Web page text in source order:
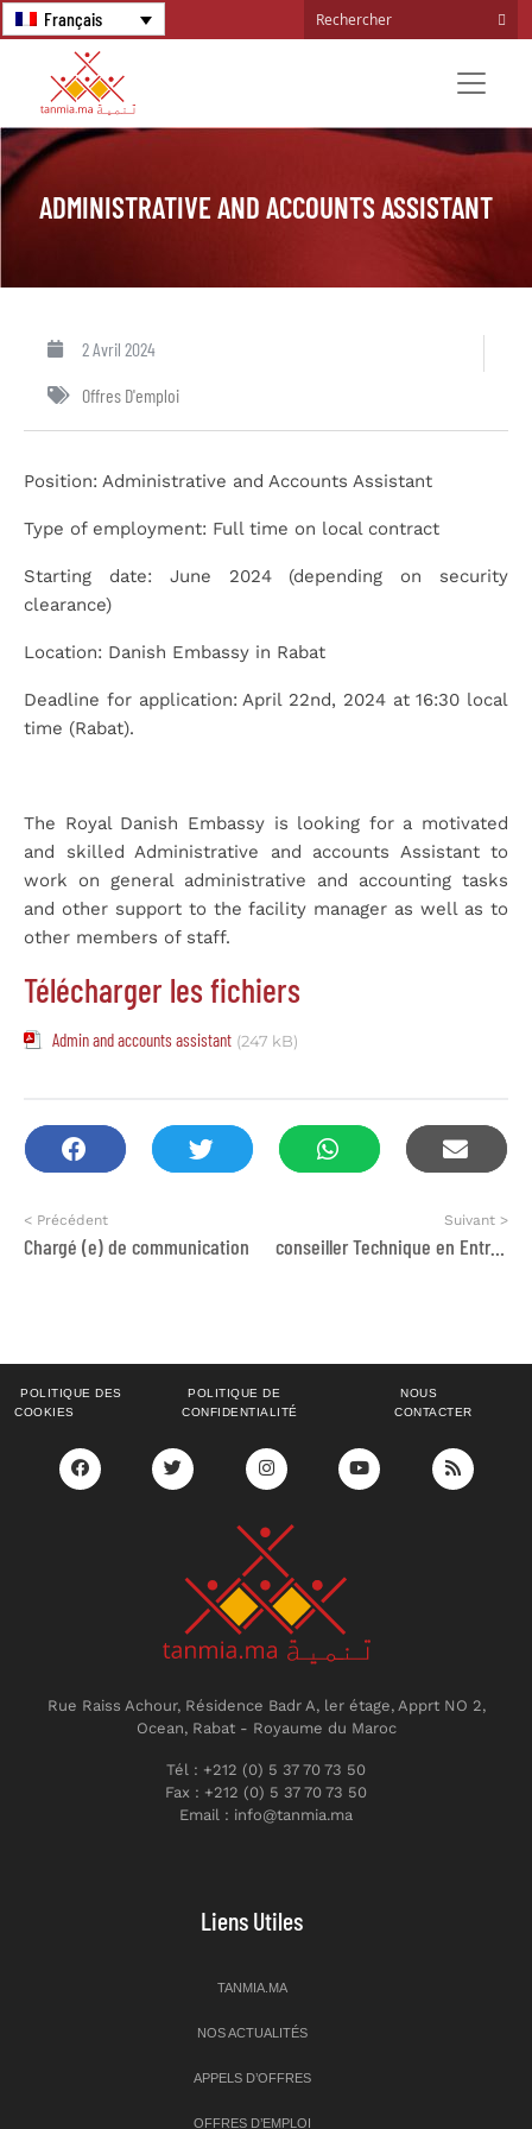
Français
ADMINISTRATIVE AND ACCOUNTS ASSISTANT
2 Avril 2024
Offres D'emploi
Position: Administrative and Accounts Assistant
Type of employment: Full time on local contract
Starting date: June 2024 (depending on security
clearance)
Location: Danish Embassy in Rabat
Deadline for application: April 22nd, 2024 at 16:30 local
time (Rabat).
The Royal Danish Embassy is looking for a motivated
and skilled Administrative and accounts Assistant to
work on general administrative and accounting tasks
and other support to the facility manager as well as to
other members of staff.
Télécharger les fichiers
Admin and accounts assistant (247 kB)
< Précédent
Chargé (e) de communication
Suivant >
conseiller Technique en Entreprenariat et Développement des Services Non-Financiers
POLITIQUE DES
COOKIES
POLITIQUE DE
CONFIDENTIALITÉ
NOUS
CONTACTER
Rue Raiss Achour, Résidence Badr A, ler étage, Apprt NO 2,
Ocean, Rabat - Royaume du Maroc
Tél : +212 (0) 5 37 70 73 50
Fax : +212 (0) 5 37 70 73 50
Email : info@tanmia.ma
Liens Utiles
TANMIA.MA
NOS ACTUALITÉS
APPELS D’OFFRES
OFFRES D’EMPLOI